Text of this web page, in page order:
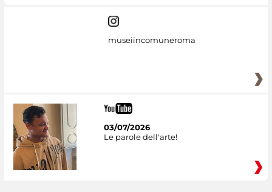
museiincomuneroma
03/07/2026
Le parole dell'arte!